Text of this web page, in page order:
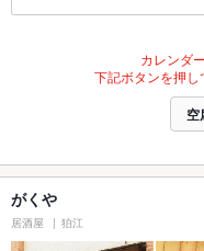
カレンダ
下記ボタンを押し
空
がくや
居酒屋 狛江